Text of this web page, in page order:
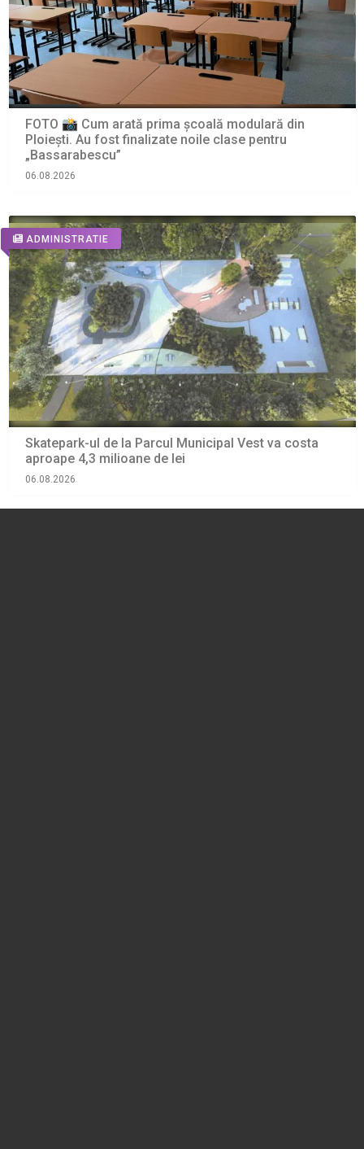
FOTO 📸 Cum arată prima școală modulară din
Ploiești. Au fost finalizate noile clase pentru
„Bassarabescu”
06.08.2026
ADMINISTRATIE
Skatepark-ul de la Parcul Municipal Vest va costa
aproape 4,3 milioane de lei
06.08.2026